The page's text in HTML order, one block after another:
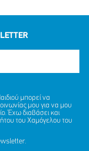
μπορεί να
μου για να μου
Έχω διαβάσει και
του Χαμόγελου του